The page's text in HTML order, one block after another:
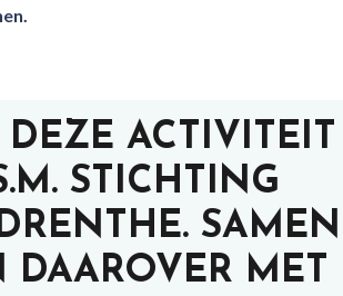
DEZE ACTIVITEIT
STICHTING
SAMEN
MET